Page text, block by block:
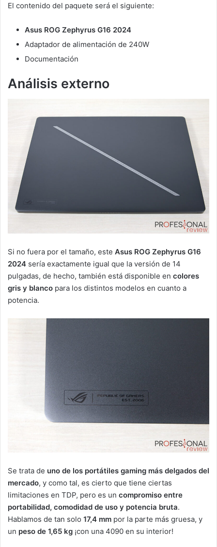
El contenido del paquete será el siguiente:
Asus ROG Zephyrus G16 2024
Adaptador de alimentación de 240W
Documentación
Análisis externo
Si no fuera por el tamaño, este Asus ROG Zephyrus G16
2024 sería exactamente igual que la versión de 14
pulgadas, de hecho, también está disponible en colores
gris y blanco para los distintos modelos en cuanto a
potencia.
Se trata de uno de los portátiles gaming más delgados del
mercado, y como tal, es cierto que tiene ciertas
limitaciones en TDP, pero es un compromiso entre
portabilidad, comodidad de uso y potencia bruta.
Hablamos de tan solo 17,4 mm por la parte más gruesa, y
un peso de 1,65 kg ¡con una 4090 en su interior!